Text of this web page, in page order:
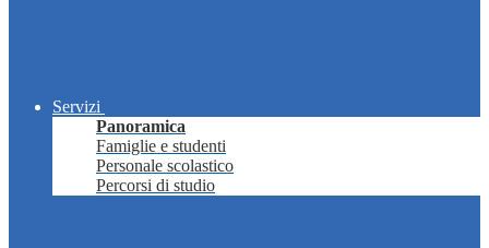
Servizi
Panoramica
Famiglie e studenti
Personale scolastico
Percorsi di studio